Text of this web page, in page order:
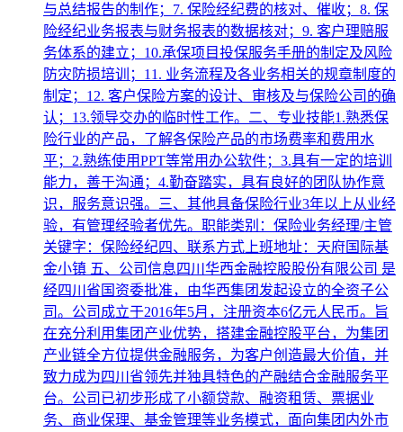
与总结报告的制作；7. 保险经纪费的核对、催收；8. 保
险经纪业务报表与财务报表的数据核对；9. 客户理赔服
务体系的建立；10.承保项目投保服务手册的制定及风险
防灾防损培训；11. 业务流程及各业务相关的规章制度的
制定；12. 客户保险方案的设计、审核及与保险公司的确
认；13.领导交办的临时性工作。二、专业技能1.熟悉保
险行业的产品，了解各保险产品的市场费率和费用水
平；2.熟练使用PPT等常用办公软件；3.具有一定的培训
能力，善于沟通；4.勤奋踏实，具有良好的团队协作意
识，服务意识强。三、其他具备保险行业3年以上从业经
验，有管理经验者优先。职能类别：保险业务经理/主管
关键字：保险经纪四、联系方式上班地址：天府国际基
金小镇 五、公司信息四川华西金融控股股份有限公司 是
经四川省国资委批准，由华西集团发起设立的全资子公
司。公司成立于2016年5月，注册资本6亿元人民币。旨
在充分利用集团产业优势，搭建金融控股平台，为集团
产业链全方位提供金融服务，为客户创造最大价值，并
致力成为四川省领先并独具特色的产融结合金融服务平
台。公司已初步形成了小额贷款、融资租赁、票据业
务、商业保理、基金管理等业务模式，面向集团内外市